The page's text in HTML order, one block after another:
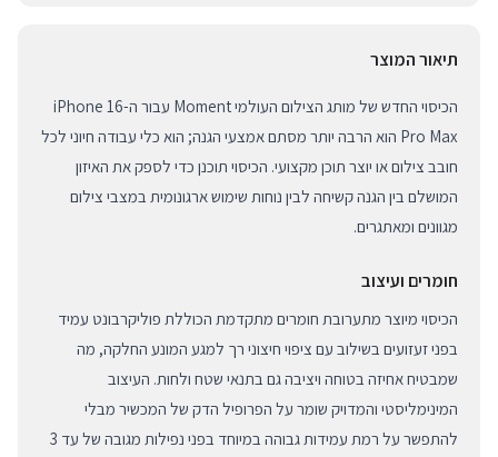
תיאור המוצר
הכיסוי החדש של מותג הצילום העולמי Moment עבור ה-iPhone 16
Pro Max הוא הרבה יותר מסתם אמצעי הגנה; הוא כלי עבודה חיוני לכל
חובב צילום או יוצר תוכן מקצועי. הכיסוי תוכנן כדי לספק את האיזון
המושלם בין הגנה קשיחה לבין נוחות שימוש ארגונומית במצבי צילום
מגוונים ומאתגרים.
חומרים ועיצוב
הכיסוי מיוצר מתערובת חומרים מתקדמת הכוללת פוליקרבונט עמיד
בפני זעזועים בשילוב עם ציפוי חיצוני רך למגע המונע החלקה, מה
שמבטיח אחיזה בטוחה ויציבה גם בתנאי שטח ולחות. העיצוב
המינימליסטי והמדויק שומר על הפרופיל הדק של המכשיר מבלי
להתפשר על רמת עמידות גבוהה במיוחד בפני נפילות מגובה של עד 3